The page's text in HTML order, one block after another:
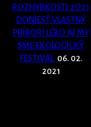
ROZHYBKOSTI 2O21
DONIESŤ VLASTNÝ
PRÍBOR! LEBO AJ MY
SME EKOLOGICKÝ
FESTIVAL. 06. 02.
2021